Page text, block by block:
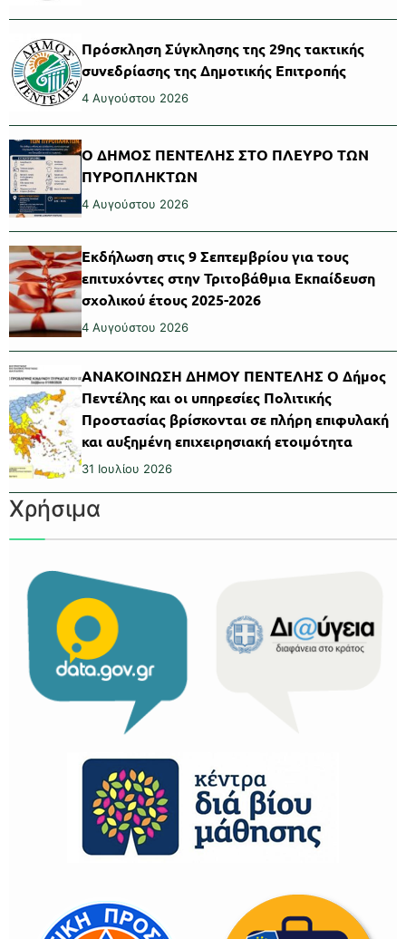
Πρόσκληση Σύγκλησης της 29ης τακτικής
συνεδρίασης της Δημοτικής Επιτροπής
4 Αυγούστου 2026
Ο ΔΗΜΟΣ ΠΕΝΤΕΛΗΣ ΣΤΟ ΠΛΕΥΡΟ ΤΩΝ
ΠΥΡΟΠΛΗΚΤΩΝ
4 Αυγούστου 2026
Εκδήλωση στις 9 Σεπτεμβρίου για τους
επιτυχόντες στην Τριτοβάθμια Εκπαίδευση
σχολικού έτους 2025-2026
4 Αυγούστου 2026
ΑΝΑΚΟΙΝΩΣΗ ΔΗΜΟΥ ΠΕΝΤΕΛΗΣ Ο Δήμος
Πεντέλης και οι υπηρεσίες Πολιτικής
Προστασίας βρίσκονται σε πλήρη επιφυλακή
και αυξημένη επιχειρησιακή ετοιμότητα
31 Ιουλίου 2026
Χρήσιμα